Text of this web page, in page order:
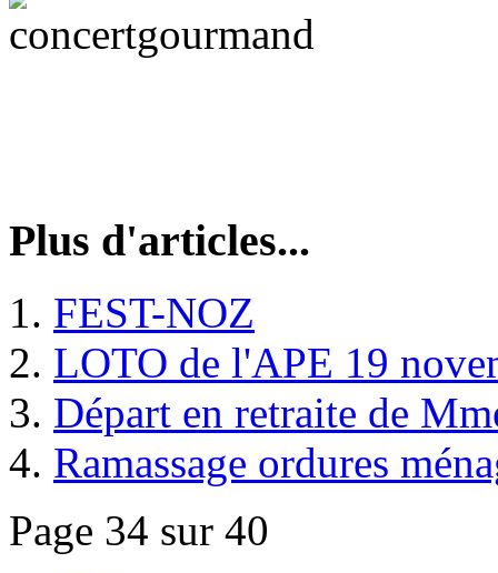
Plus d'articles...
FEST-NOZ
LOTO de l'APE 19
Départ en retraite de
Ramassage ordures
Page 34 sur 40